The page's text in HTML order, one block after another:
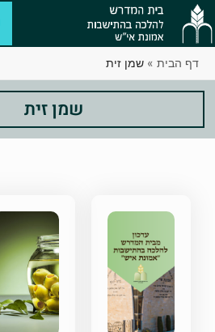
דף הבית » שמן זית
שמן זית